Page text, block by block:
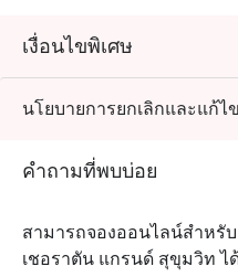
เงื่อนไขพิเศษ
นโยบายการยกเลิกและแก้ไ
คำถามที่พบบ่อย
สามารถจองออนไลน์สำหรั
เชอราตัน แกรนด์ สุขุมวิท ไ